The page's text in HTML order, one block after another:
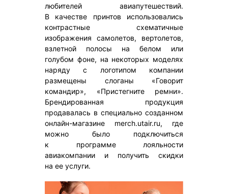
любителей авиапутешествий.
В качестве принтов использовались
контрастные схематичные
изображения самолетов, вертолетов,
взлетной полосы на белом или
голубом фоне, на некоторых моделях
наряду с логотипом компании
размещены слоганы «Говорит
командир», «Пристегните ремни».
Брендированная продукция
продавалась в специально созданном
онлайн-магазине merch.utair.ru, где
можно было подключиться
к программе лояльности
авиакомпании и получить скидки
на ее услуги.